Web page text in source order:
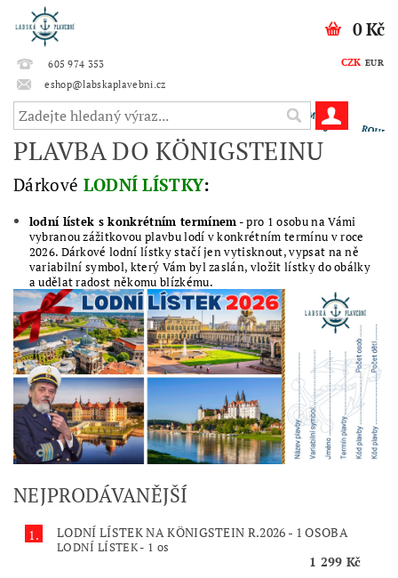
605 974 353
eshop@labskaplavebni.cz
CZK EUR
0 Kč
PLAVBA DO KÖNIGSTEINU
Dárkové LODNÍ LÍSTKY:
lodní lístek s konkrétním termínem - pro 1 osobu na Vámi
vybranou zážitkovou plavbu lodí v konkrétním termínu v roce
2026. Dárkové lodní lístky stačí jen vytisknout, vypsat na ně
variabilní symbol, který Vám byl zaslán, vložit lístky do obálky
a udělat radost někomu blízkému.
NEJPRODÁVANĚJŠÍ
1. LODNÍ LÍSTEK NA KÖNIGSTEIN R.2026 - 1 OSOBA
LODNÍ LÍSTEK - 1 os
1 299 Kč